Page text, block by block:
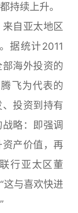
持续上升。
自亚太地区
据统计2011
海外投资的
飞为代表的
投资到持有
略：即强调
产价值，再
行亚太区董
这与喜欢快进